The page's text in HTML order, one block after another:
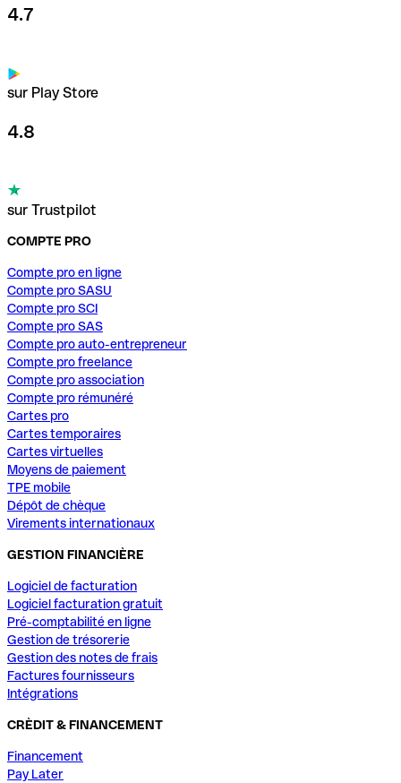
4.7
sur Play Store
4.8
sur Trustpilot
COMPTE PRO
Compte pro en ligne
Compte pro SASU
Compte pro SCI
Compte pro SAS
Compte pro auto-entrepreneur
Compte pro freelance
Compte pro association
Compte pro rémunéré
Cartes pro
Cartes temporaires
Cartes virtuelles
Moyens de paiement
TPE mobile
Dépôt de chèque
Virements internationaux
GESTION FINANCIÈRE
Logiciel de facturation
Logiciel facturation gratuit
Pré-comptabilité en ligne
Gestion de trésorerie
Gestion des notes de frais
Factures fournisseurs
Intégrations
CRÈDIT & FINANCEMENT
Financement
Pay Later